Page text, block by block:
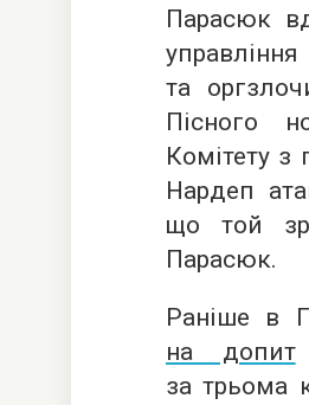
Парасюк
та
Пісного
Комітету з
Нардеп
що той
Парасюк.
Раніше в
на допит
за трьома